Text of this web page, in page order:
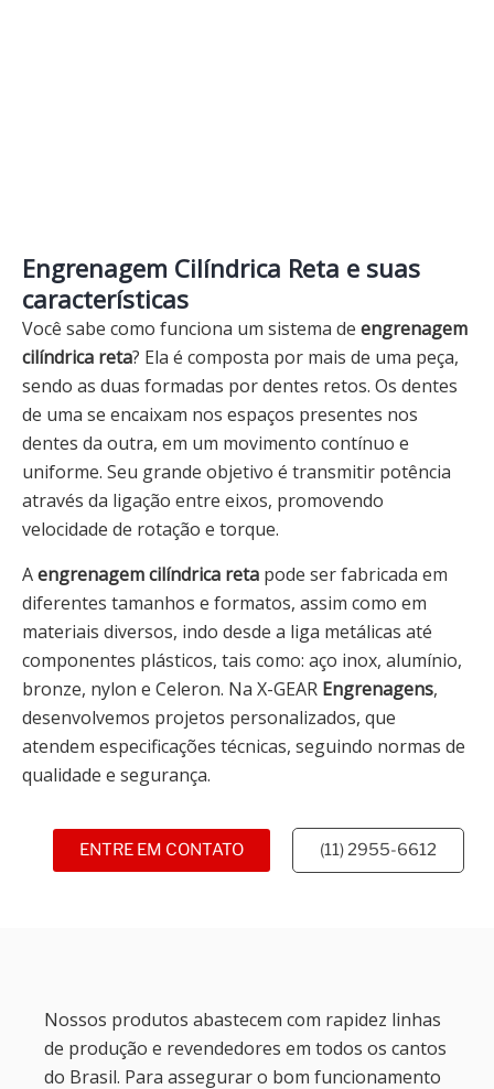
Engrenagem Cilíndrica Reta e suas
características
Você sabe como funciona um sistema de engrenagem
cilíndrica reta? Ela é composta por mais de uma peça,
sendo as duas formadas por dentes retos. Os dentes
de uma se encaixam nos espaços presentes nos
dentes da outra, em um movimento contínuo e
uniforme. Seu grande objetivo é transmitir potência
através da ligação entre eixos, promovendo
velocidade de rotação e torque.
Aengrenagem cilíndrica reta pode ser fabricada em
diferentes tamanhos e formatos, assim como em
materiais diversos, indo desde a liga metálicas até
componentes plásticos, tais como: aço inox, alumínio,
bronze, nylon e Celeron. Na X-GEAR Engrenagens,
desenvolvemos projetos personalizados, que
atendem especificações técnicas, seguindo normas de
qualidade e segurança.
ENTRE EM CONTATO (11) 2955-6612
Nossos produtos abastecem com rapidez linhas
de produção e revendedores em todos os cantos
do Brasil. Para assegurar o bom funcionamento